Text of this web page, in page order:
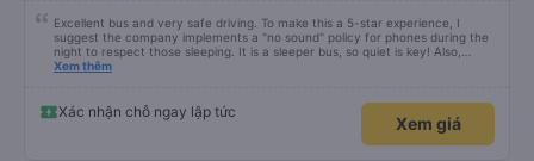
Excellent bus and very safe driving. To make this a 5-star experience, I
suggest the company implements a "no sound" policy for phones during the
night to respect those sleeping. It is a sleeper bus, so quiet is key! Also,
please display the Wi-Fi password clearly inside the cabin for convenience. I
quy định rõ ràng về việc giữ im lặng (tắt âm thanh điện thoại) vào ban đêm
để tránh làm phiền hành khách khác ngủ. Ngoài ra, nhà xe nên dán sẵn mật
khẩu Wi-Fi trong xe để hành khách dễ dàng sử dụng. Tôi vẫn sẽ tiếp tục ủng
Xem thêm
Xác nhận chỗ ngay lập tức
Xem giá